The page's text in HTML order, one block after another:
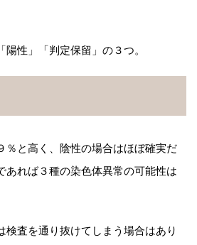
性」「判定保留」の３つ。
％と高く、陰性の場合はほぼ確実だ
あれば３種の染色体異常の可能性は
検査を通り抜けてしまう場合はあり